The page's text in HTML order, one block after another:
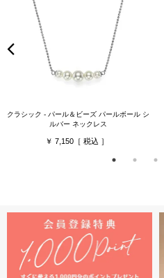
クラシック - パール＆ビーズ パールボール シ
ルバー ネックレス
7,150